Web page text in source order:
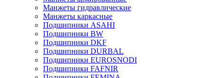
Манжеты гидравлические
Манжеты каркасные
Подшипники ASAHI
Подшипники BW
Подшипники DKF
Подшипники DURBAL
Подшипники EUROSNODI
Подшипники FAFNIR